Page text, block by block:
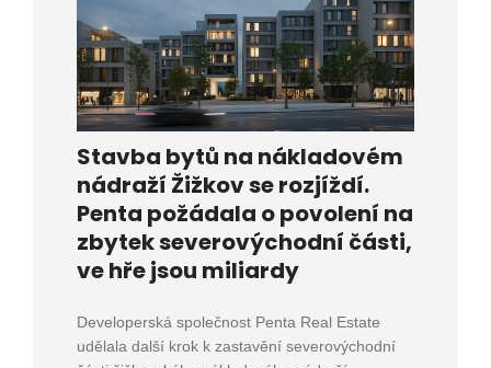
Stavba bytů na nákladovém
nádraží Žižkov se rozjíždí.
Penta požádala o povolení na
zbytek severovýchodní části,
ve hře jsou miliardy
Developerská společnost Penta Real Estate
udělala další krok k zastavění severovýchodní